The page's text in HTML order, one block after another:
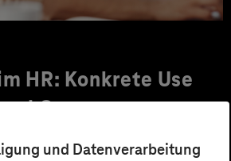
und Datenverarbeitung
HR: Konkrete Use
Governance
Journey